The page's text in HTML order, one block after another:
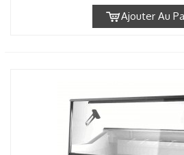
Ajouter Au